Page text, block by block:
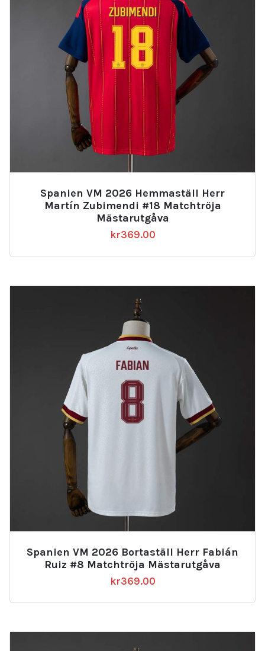
Spanien VM 2026 Hemmaställ Herr
Martín Zubimendi #18 Matchtröja
Mästarutgåva
kr369.00
Spanien VM 2026 Bortaställ Herr Fabián
Ruiz #8 Matchtröja Mästarutgåva
kr369.00